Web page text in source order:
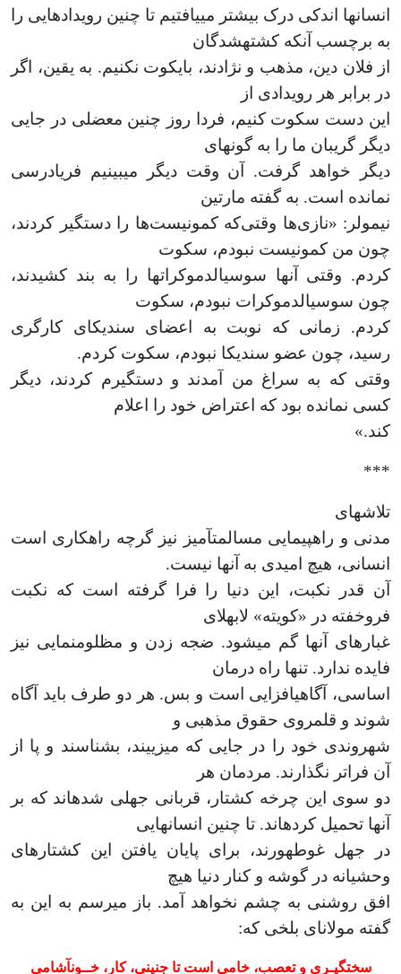
انسان­ها اندکی درک بیشتر می­یافتیم تا چنین رویدادهایی را
به برچسب آن­که کشته­شدگان
از فلان دین، مذهب و نژادند، بایکوت نکنیم. به یقین، اگر
در برابر هر رویدادی از
این دست سکوت کنیم، فردا روز چنین معضلی در جایی
دیگر گریبان ما را به گونه­ای
دیگر خواهد گرفت. آن وقت دیگر می­بینیم فریادرسی
نمانده است. به گفته مارتین
نیمولر: «نازی‌ها وقتی‌که کمونیست‌ها را دستگیر کردند،
چون من کمونیست نبودم، سکوت
کردم. وقتی آن­ها سوسیال­دموکرات­ها را به بند کشیدند،
چون سوسیال­دموکرات نبودم، سکوت
کردم. زمانی که نوبت به اعضای سندیکای کارگری
رسید، چون عضو سندیکا نبودم، سکوت کردم.
وقتی که به سراغ من آمدند و دستگیرم کردند، دیگر
کسی نمانده بود که اعتراض خود را اعلام
کند.»
***
تلاش­های
مدنی و راه­پیمایی مسالمت­آمیز نیز گرچه راهکاری است
انسانی، هیچ امیدی به آن­ها نیست.
آن قدر نکبت، این دنیا را فرا گرفته است که نکبت
فروخفته در «کویته» لابه­لای
غبارهای آن­ها گم می­شود. ضجه زدن و مظلوم­نمایی نیز
فایده ندارد. تنها راه درمان
اساسی، آگاهی­افزایی است و بس. هر دو طرف باید آگاه
شوند و قلمروی حقوق مذهبی و
شهروندی خود را در جایی که می­زییند، بشناسند و پا از
آن فراتر نگذارند. مردمان هر
دو سوی این چرخه کشتار، قربانی جهلی شده­اند که بر
آن­ها تحمیل کرده­اند. تا چنین انسان­هایی
در جهل غوطه­ورند، برای پایان یافتن این کشتارهای
وحشیانه در گوشه و کنار دنیا هیچ
افق روشنی به چشم نخواهد آمد. باز می­رسم به این به
گفته مولانای بلخی که:
سخت­گیـری و تعصب، خامی است تا جنینی، کار، خــون­آشامی